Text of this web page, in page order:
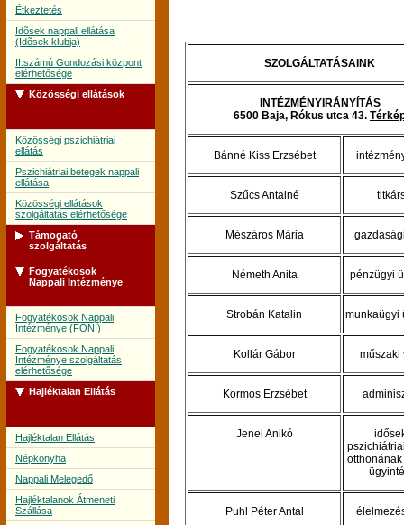
Étkeztetés
Idõsek nappali ellátása
(Idõsek klubja)
II.számú Gondozási központ
elérhetősége
Közösségi ellátások
Közösségi pszichiátriai
ellátás
Pszichiátriai betegek nappali
ellátása
Közösségi ellátások
szolgáltatás elérhetősége
Támogató
szolgáltatás
Támogató szolgálat
szolgáltatás elérhetősége
Fogyatékosok
Nappali Intézménye
Fogyatékosok Nappali
Intézménye (FONI)
Fogyatékosok Nappali
Intézménye szolgáltatás
elérhetősége
Hajléktalan Ellátás
Hajléktalan Ellátás
Népkonyha
Nappali Melegedő
Hajléktalanok Átmeneti
Szállása
SZOLGÁLTATÁSAINK
INTÉZMÉNYIRÁNYÍTÁS
6500 Baja, Rókus utca 43.
Bánné Kiss Erzsébet
Szűcs Antalné
Mészáros Mária
Németh Anita pénzügyi
Strobán Katalin munkaügyi
Kollár Gábor műszaki
Kormos Erzsébet
Jenei Anikó
Puhl Péter Antal